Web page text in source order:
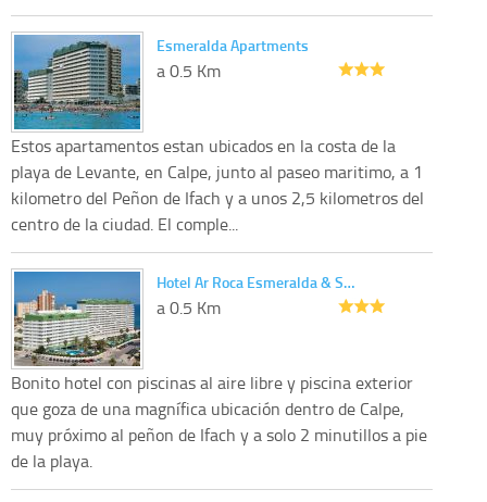
Esmeralda Apartments
a 0.5 Km
Estos apartamentos estan ubicados en la costa de la
playa de Levante, en Calpe, junto al paseo maritimo, a 1
kilometro del Peñon de Ifach y a unos 2,5 kilometros del
centro de la ciudad. El comple...
Hotel Ar Roca Esmeralda & S…
a 0.5 Km
Bonito hotel con piscinas al aire libre y piscina exterior
que goza de una magnífica ubicación dentro de Calpe,
muy próximo al peñon de Ifach y a solo 2 minutillos a pie
de la playa.